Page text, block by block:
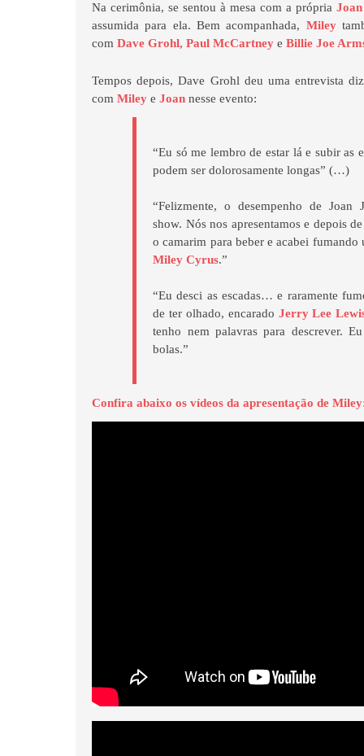
Na cerimônia, se sentou à mesa com a própria
assumida para ela. Bem acompanhada, Miley
comDave Grohl, Paul McCartneye Billie Joe
Tempos depois, Dave Grohl deu uma entrevista
comMileyeJoan nesse evento:
“Eu só me lembro de estar lá e subir as
podem ser dolorosamente longas” (…)
“Felizmente, o desempenho de
show. Nós nos apresentamos e depois
o camarim para beber e acabei
Miley Cyrus.”
“Eu desci as escadas… e raramente
de ter olhado, encarado Jerry Lee
tenho nem palavras para descrever.
bolas.”
Confira abaixo os vídeos da apresentação de